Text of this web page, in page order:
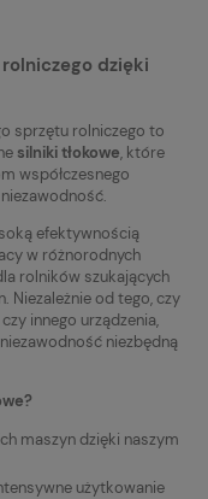
dzięki
sprzętu rolniczego to
silniki tłokowe, które
współczesnego
efektywnością
w różnorodnych
rolników szukających
Niezależnie od tego, czy
innego urządzenia,
niezbędną
maszyn dzięki naszym
użytkowanie